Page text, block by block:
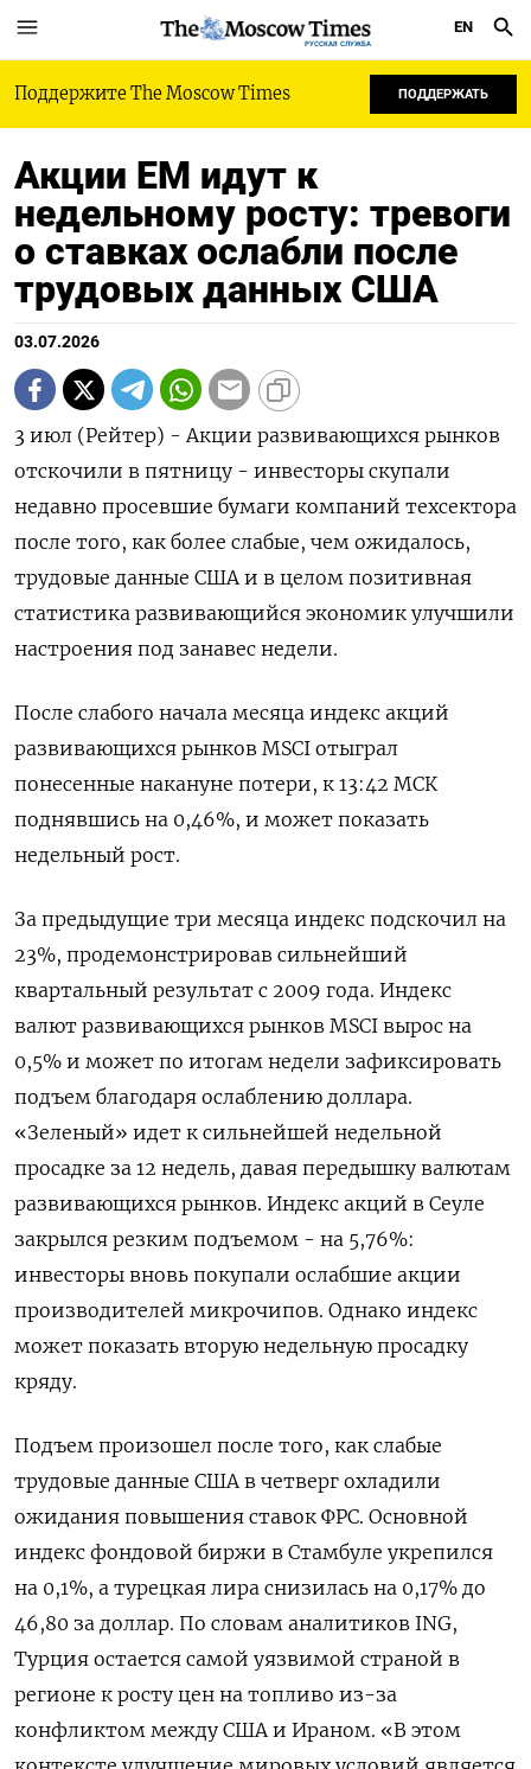
РУССКАЯ СЛУЖБА
EN
Поддержите The Moscow Times ПОДДЕРЖАТЬ
Акции EM идут к
недельному росту: тревоги
о ставках ослабли после
трудовых данных США
03.07.2026
3 июл (Рейтер) - Акции развивающихся рынков
отскочили в пятницу - инвесторы скупали
недавно просевшие бумаги компаний техсектора
после того, как более слабые, чем ожидалось,
трудовые данные США и ‌в целом позитивная
статистика развивающийся экономик улучшили
настроения под занавес недели.
После слабого начала месяца индекс акций
развивающихся рынков MSCI отыграл
понесенные накануне потери, к 13:42 ​МСК
поднявшись на 0,46%, ​и может показать ​
недельный рост.
За ⁠предыдущие три месяца индекс подскочил на
23%, продемонстрировав ‌сильнейший
квартальный результат с 2009 года. Индекс
‌валют развивающихся рынков MSCI вырос на
0,5% и может по итогам недели ​зафиксировать
подъем благодаря ослаблению доллара.
«Зеленый» идет к сильнейшей недельной
просадке за ‌12 недель, давая передышку валютам
развивающихся рынков. Индекс акций в Сеуле ​
закрылся резким подъемом - на 5,76%:
инвесторы вновь покупали ослабшие акции
производителей микрочипов. ‌Однако индекс
может показать вторую недельную просадку
кряду.
Подъем произошел после того, как слабые
трудовые данные США в четверг охладили
ожидания ​повышения ставок ФРС. Основной ​
индекс фондовой биржи ‌в Стамбуле укрепился
на 0,1%, а турецкая лира снизилась на 0,17% ​до
46,80 за доллар. По словам аналитиков ING,
Турция остается самой уязвимой страной в
регионе к росту цен на топливо из-за
конфликтом между США и Ираном. «В этом